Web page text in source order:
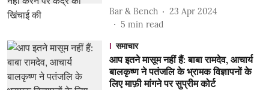
Bar & Bench
23 Apr 2024
5 min read
समाचार
आप इतने मासूम नहीं हैं: बाबा रामदेव, आचार्य
बालकृष्ण ने पतंजलि के भ्रामक विज्ञापनों के
लिए माफ़ी मांगने पर सुप्रीम कोर्ट